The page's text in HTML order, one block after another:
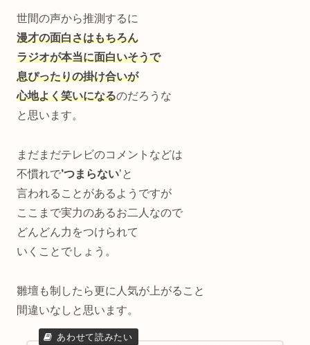
世間の声から推測するに
漫才の面白さはもちろん
ラジオが本当に面白いそうで
息ぴったりの掛け合いが
心地よく笑いになるのだろうな
と思います。
まだまだテレビのコメントなどは
不慣れで’つまらない’と
言われることがあるようですが
ここまで実力のあるお二人なので
どんどん力をつけられて
いくことでしょう。
雛壇も制したら更に人気が上がること
間違いなしと思います。